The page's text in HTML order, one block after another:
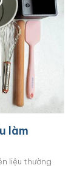
làm
liệu thường